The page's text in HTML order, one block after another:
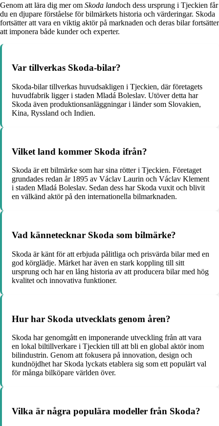
Genom att lära dig mer om Skoda landoch dess ursprung i Tjeckien får
du en djupare förståelse för bilmärkets historia och värderingar. Skoda
fortsätter att vara en viktig aktör på marknaden och deras bilar fortsätter
att imponera både kunder och experter.
Var tillverkas Skoda-bilar?
Skoda-bilar tillverkas huvudsakligen i Tjeckien, där företagets
huvudfabrik ligger i staden Mladá Boleslav. Utöver detta har
Skoda även produktionsanläggningar i länder som Slovakien,
Kina, Ryssland och Indien.
Vilket land kommer Skoda ifrån?
Skoda är ett bilmärke som har sina rötter i Tjeckien. Företaget
grundades redan år 1895 av Václav Laurin och Václav Klement
i staden Mladá Boleslav. Sedan dess har Skoda vuxit och blivit
en välkänd aktör på den internationella bilmarknaden.
Vad kännetecknar Skoda som bilmärke?
Skoda är känt för att erbjuda pålitliga och prisvärda bilar med en
god körglädje. Märket har även en stark koppling till sitt
ursprung och har en lång historia av att producera bilar med hög
kvalitet och innovativa funktioner.
Hur har Skoda utvecklats genom åren?
Skoda har genomgått en imponerande utveckling från att vara
en lokal biltillverkare i Tjeckien till att bli en global aktör inom
bilindustrin. Genom att fokusera på innovation, design och
kundnöjdhet har Skoda lyckats etablera sig som ett populärt val
för många bilköpare världen över.
Vilka är några populära modeller från Skoda?